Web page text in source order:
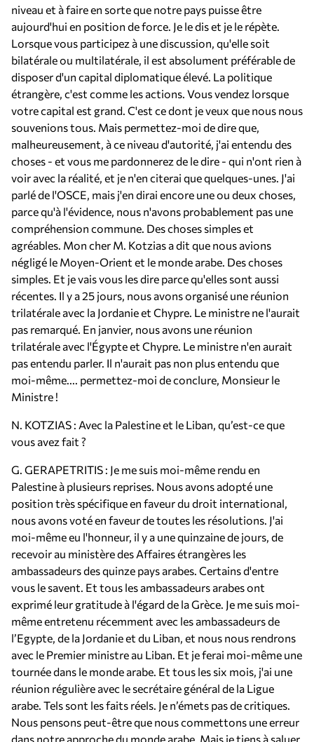
niveau et à faire en sorte que notre pays puisse être
aujourd'hui en position de force. Je le dis et je le répète.
Lorsque vous participez à une discussion, qu'elle soit
bilatérale ou multilatérale, il est absolument préférable de
disposer d'un capital diplomatique élevé. La politique
étrangère, c'est comme les actions. Vous vendez lorsque
votre capital est grand. C'est ce dont je veux que nous nous
souvenions tous. Mais permettez-moi de dire que,
malheureusement, à ce niveau d'autorité, j'ai entendu des
choses - et vous me pardonnerez de le dire - qui n'ont rien à
voir avec la réalité, et je n'en citerai que quelques-unes. J'ai
parlé de l'OSCE, mais j'en dirai encore une ou deux choses,
parce qu'à l'évidence, nous n'avons probablement pas une
compréhension commune. Des choses simples et
agréables. Mon cher M. Kotzias a dit que nous avions
négligé le Moyen-Orient et le monde arabe. Des choses
simples. Et je vais vous les dire parce qu'elles sont aussi
récentes. Il y a 25 jours, nous avons organisé une réunion
trilatérale avec la Jordanie et Chypre. Le ministre ne l'aurait
pas remarqué. En janvier, nous avons une réunion
trilatérale avec l'Égypte et Chypre. Le ministre n'en aurait
pas entendu parler. Il n'aurait pas non plus entendu que
moi-même.... permettez-moi de conclure, Monsieur le
Ministre !
N. KOTZIAS : Avec la Palestine et le Liban, qu’est-ce que
vous avez fait ?
G. GERAPETRITIS : Je me suis moi-même rendu en
Palestine à plusieurs reprises. Nous avons adopté une
position très spécifique en faveur du droit international,
nous avons voté en faveur de toutes les résolutions. J'ai
moi-même eu l'honneur, il y a une quinzaine de jours, de
recevoir au ministère des Affaires étrangères les
ambassadeurs des quinze pays arabes. Certains d'entre
vous le savent. Et tous les ambassadeurs arabes ont
exprimé leur gratitude à l'égard de la Grèce. Je me suis moi-
même entretenu récemment avec les ambassadeurs de
l’Egypte, de la Jordanie et du Liban, et nous nous rendrons
avec le Premier ministre au Liban. Et je ferai moi-même une
tournée dans le monde arabe. Et tous les six mois, j'ai une
réunion régulière avec le secrétaire général de la Ligue
arabe. Tels sont les faits réels. Je n’émets pas de critiques.
Nous pensons peut-être que nous commettons une erreur
dans notre approche du monde arabe. Mais je tiens à saluer